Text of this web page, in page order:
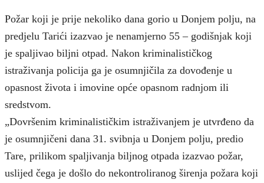
Požar koji je prije nekoliko dana gorio u Donjem polju, na
predjelu Tarići izazvao je nenamjerno 55 – godišnjak koji
je spaljivao biljni otpad. Nakon kriminalističkog
istraživanja policija ga je osumnjičila za dovođenje u
opasnost života i imovine opće opasnom radnjom ili
sredstvom.
„Dovršenim kriminalističkim istraživanjem je utvrđeno da
je osumnjičeni dana 31. svibnja u Donjem polju, predio
Tare, prilikom spaljivanja biljnog otpada izazvao požar,
uslijed čega je došlo do nekontroliranog širenja požara koji